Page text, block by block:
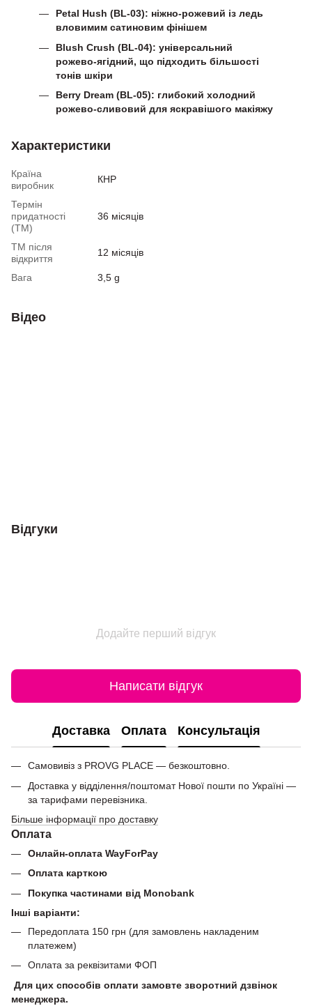
Petal Hush (BL-03): ніжно-рожевий із ледь
вловимим сатиновим фінішем
Blush Crush (BL-04): універсальний
рожево-ягідний, що підходить більшості
тонів шкіри
Berry Dream (BL-05): глибокий холодний
рожево-сливовий для яскравішого макіяжу
Характеристики
Країна
виробник
КНР
Термін
придатності
(ТМ)
36 місяців
ТМ після
відкриття
12 місяців
Вага 3,5 g
Відео
Відгуки
Додайте перший відгук
Написати відгук
Доставка Оплата Консультація
Самовивіз з PROVG PLACE — безкоштовно.
Доставка у відділення/поштомат Нової пошти по Україні —
за тарифами перевізника.
Більше інформації про доставку
Оплата
Онлайн-оплата WayForPay
Оплата карткою
Покупка частинами від Monobank
Інші варіанти:
Передоплата 150 грн (для замовлень накладеним
платежем)
Оплата за реквізитами ФОП
Для цих способів оплати замовте зворотний дзвінок
менеджера.